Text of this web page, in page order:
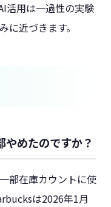
活用は一過性の実験
に近づきます。
やめたのですか？
部在庫カウントに使
は2026年1月